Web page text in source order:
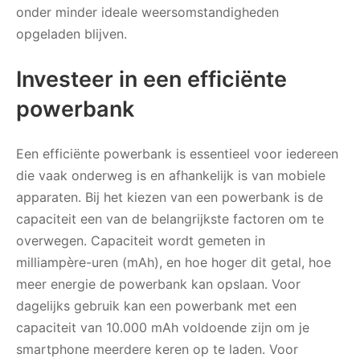
onder minder ideale weersomstandigheden
opgeladen blijven.
Investeer in een efficiënte
powerbank
Een efficiënte powerbank is essentieel voor iedereen
die vaak onderweg is en afhankelijk is van mobiele
apparaten. Bij het kiezen van een powerbank is de
capaciteit een van de belangrijkste factoren om te
overwegen. Capaciteit wordt gemeten in
milliampère-uren (mAh), en hoe hoger dit getal, hoe
meer energie de powerbank kan opslaan. Voor
dagelijks gebruik kan een powerbank met een
capaciteit van 10.000 mAh voldoende zijn om je
smartphone meerdere keren op te laden. Voor